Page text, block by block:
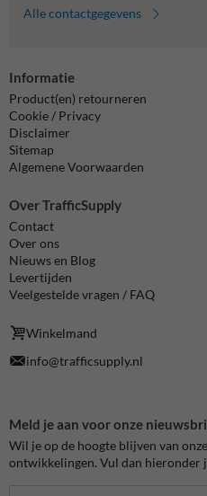
Alle contactgegevens
Informatie
Product(en) retourneren
Cookie / Privacy
Disclaimer
Sitemap
Algemene Voorwaarden
Over TrafficSupply
Contact
Over ons
Nieuws en Blog
Levertijden
Veelgestelde vragen / FAQ
Winkelmand
info@trafficsupply.nl
Meld je aan voor onze
Wil je op de hoogte blijven van
ontwikkelingen. Vul dan hieronder